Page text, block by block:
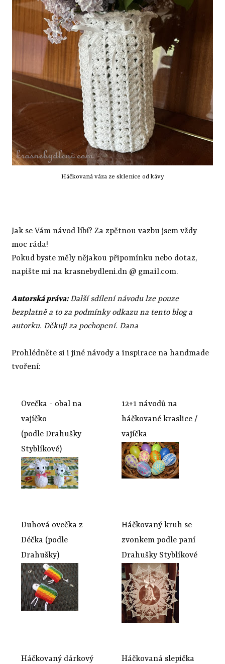
Háčkovaná váza ze sklenice od kávy
Jak se Vám návod líbí? Za zpětnou vazbu jsem vždy
moc ráda!
Pokud byste měly nějakou připomínku nebo dotaz,
napište mi na krasnebydleni.dn @ gmail.com.
Autorská práva:Další sdílení návodu lze pouze
bezplatně a to za podmínky odkazu na tento blog a
autorku. Děkuji za pochopení. Dana
Prohlédněte si i jiné návody a inspirace na handmade
tvoření:
Ovečka - obal na
vajíčko
(podle Drahušky
Styblíkové)
12+1 návodů na
háčkované kraslice /
vajíčka
Duhová ovečka z
Déčka (podle
Drahušky)
Háčkovaný kruh se
zvonkem podle paní
Drahušky Styblíkové
Háčkovaný dárkový
Háčkovaná slepička